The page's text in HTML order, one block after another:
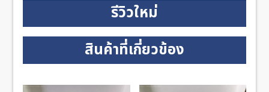
รีวิวใหม่
สินค้าที่เกี่ยวข้อง